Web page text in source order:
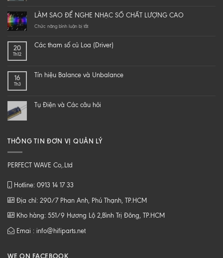
yourself
a
speaker
loa
Z
LÀM SAO ĐỂ NGHE NHẠC SỐ CHẤT LƯỢNG CAO
Chức năng bình luận bị tắtở
ĐỂ
CHẤT
20
Th12
Các tham số củ Loa (Driver)
16
Th3
Tín hiệu Balance và Unbalance
Tụ Điện và Các câu hỏi
THÔNG TIN ĐƠN VỊ QUẢN LÝ
PERFECT WAVE Co,.Ltd
Hotline: 0913 14 17 33
Địa chỉ: 290/7 Phan Anh, Phú Thạnh, TP.HCM
Kho hàng: 551/9 Hương Lộ 2,Bình Trị Đông, TP.HCM
Emai : info@hifiparts.net
WE ON FACEBOOK